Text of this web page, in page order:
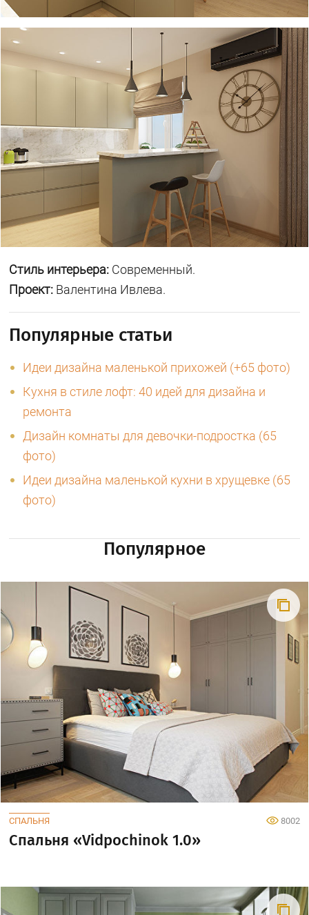
Стиль интерьера: Современный.
Проект: Валентина Ивлева.
Популярные статьи
Идеи дизайна маленькой прихожей (+65 фото)
Кухня в стиле лофт: 40 идей для дизайна и
ремонта
Дизайн комнаты для девочки-подростка (65
фото)
Идеи дизайна маленькой кухни в хрущевке (65
фото)
Популярное
СПАЛЬНЯ 8002
Спальня «Vidpochinok 1.0»